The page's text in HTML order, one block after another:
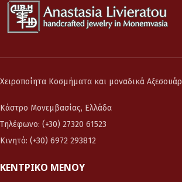
Χειροποίητα Κοσμήματα και μοναδικά Αξεσουάρ
Κάστρο Μονεμβασίας, Ελλάδα
Τηλέφωνο: (+30) 27320 61523
Κινητό: (+30) 6972 293812
ΚΕΝΤΡΙΚΌ ΜΕΝΟΎ